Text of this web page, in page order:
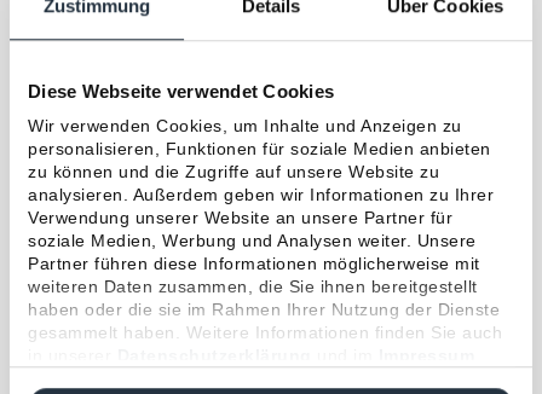
Zustimmung Details Über Cookies
Diese Webseite verwendet Cookies
Wir verwenden Cookies, um Inhalte und Anzeigen zu
personalisieren, Funktionen für soziale Medien anbieten
zu können und die Zugriffe auf unsere Website zu
analysieren. Außerdem geben wir Informationen zu Ihrer
Verwendung unserer Website an unsere Partner für
soziale Medien, Werbung und Analysen weiter. Unsere
Partner führen diese Informationen möglicherweise mit
weiteren Daten zusammen, die Sie ihnen bereitgestellt
haben oder die sie im Rahmen Ihrer Nutzung der Dienste
gesammelt haben. Weitere Informationen finden Sie auch
Das könnte Sie auch interessieren